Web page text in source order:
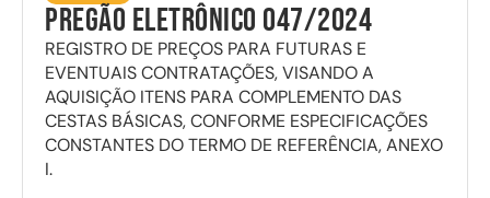
Pregão Eletrônico 047/2024
REGISTRO DE PREÇOS PARA FUTURAS E
EVENTUAIS CONTRATAÇÕES, VISANDO A
AQUISIÇÃO ITENS PARA COMPLEMENTO DAS
CESTAS BÁSICAS, CONFORME ESPECIFICAÇÕES
CONSTANTES DO TERMO DE REFERÊNCIA, ANEXO
I.